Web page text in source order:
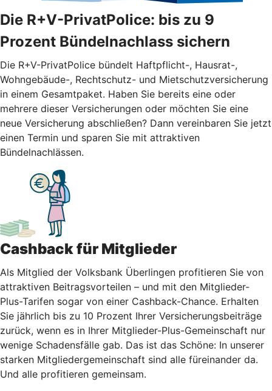
Die R+V-PrivatPolice: bis zu 9
Prozent Bündelnachlass sichern
Die R+V-PrivatPolice bündelt Haftpflicht-, Hausrat-,
Wohngebäude-, Rechtschutz- und Mietschutzversicherung
in einem Gesamtpaket. Haben Sie bereits eine oder
mehrere dieser Versicherungen oder möchten Sie eine
neue Versicherung abschließen? Dann vereinbaren Sie jetzt
einen Termin und sparen Sie mit attraktiven
Bündelnachlässen.
Cashback für Mitglieder
Als Mitglied der Volksbank Überlingen profitieren Sie von
attraktiven Beitragsvorteilen – und mit den Mitglieder-
Plus-Tarifen sogar von einer Cashback-Chance. Erhalten
Sie jährlich bis zu 10 Prozent Ihrer Versicherungsbeiträge
zurück, wenn es in Ihrer Mitglieder-Plus-Gemeinschaft nur
wenige Schadensfälle gab. Das ist das Schöne: In unserer
starken Mitgliedergemeinschaft sind alle füreinander da.
Und alle profitieren gemeinsam.